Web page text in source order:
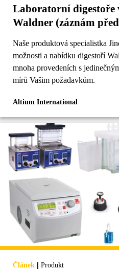
Laboratorní digestoře
Waldner (záznám
Naše produktová specialistka
možnosti a nabídku digestoří
mnoha provedeních s
mírů Vašim požadavkům.
Altium International
Článek | Produkt